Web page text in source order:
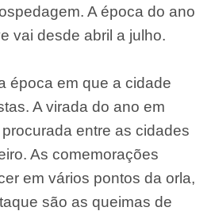
A época do ano
vai desde abril a julho.
época em que a cidade
A virada do ano em
entre as cidades
As comemorações
em vários pontos da orla,
são as queimas de